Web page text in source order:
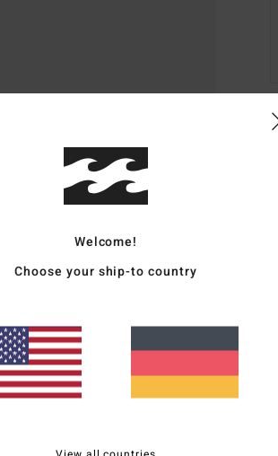
Welcome!
Choose your ship-to country